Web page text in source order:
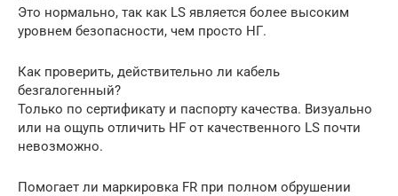
Это нормально, так как LS является более высоким
уровнем безопасности, чем просто НГ.
Как проверить, действительно ли кабель
безгалогенный?
Только по сертификату и паспорту качества. Визуально
или на ощупь отличить HF от качественного LS почти
невозможно.
Помогает ли маркировка FR при полном обрушении